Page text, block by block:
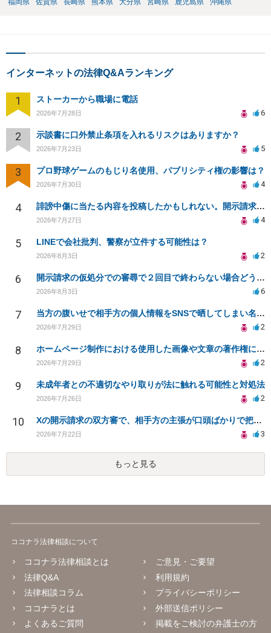
福岡県
佐賀県 長崎県 熊本県 大分県 宮崎県 鹿児島県 沖縄県
インターネットの法律Q&Aランキング
1 ストーカーから職場に電話
2026年7月28日 6
2 示談書に口外禁止条項を入れるリスクはありますか？
2026年7月23日 5
3 プロ野球ゲームのもじり名使用、パブリシティ権の影響は？
2026年7月30日 4
4 誹謗中傷に当たる内容を投稿したかもしれない。開示請求や民事刑事裁判に発展しうるのか教えて欲しい。
2026年7月27日 4
5 LINEで会社批判、警察が立件する可能性は？
2026年8月3日 2
6 開示請求の仮処分での審尋で２回目で終わらない場合どうしたらいいですか
2026年8月3日 6
7 当方の腹いせで相手方の個人情報をSNSで晒してしまい名誉毀損させてしまったかもしれない
2026年7月29日 2
8 ホームページ制作における使用した画像や文章の著作権について
2026年7月29日 2
9 未成年者との不適切なやり取りが法に触れる可能性と対処法
2026年7月26日 2
10 Xの開示請求の双方審で、相手方の主張が口頭ばかりで把握しきれません
2026年7月22日 3
もっと見る
ココナラ法律相談について
ココナラ法律相談とは
法律Q&A
法律相談コラム
ココナラとは
よくあるご質問
ご意見・ご要望
利用規約
プライバシーポリシー
外部送信ポリシー
掲載をご検討の弁護士の方